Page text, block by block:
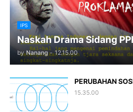
IPS
Naskah Drama Sidang
by Nanang - 12.15.00
PERUBAHAN
15.35.00